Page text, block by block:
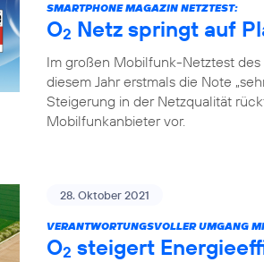
SMARTPHONE MAGAZIN NETZTEST:
O2 Netz springt auf
Im großen Mobilfunk-Netztest des
diesem Jahr erstmals die Note
Steigerung in der Netzqualität
Mobilfunkanbieter vor.
28. Oktober 2021
VERANTWORTUNGSVOLLER UMGANG
O2 steigert